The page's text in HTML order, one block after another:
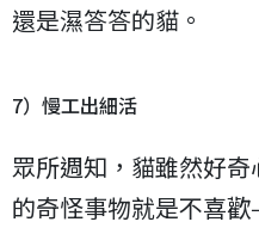
還是濕答答的貓。
7）慢工出細活
眾所週知，貓雖然好
的奇怪事物就是不喜